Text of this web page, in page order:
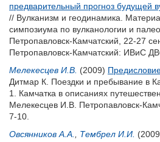
предварительный прогноз будущей
// Вулканизм и геодинамика.
симпозиума по вулканологии и
Петропавловск-Камчатский, 22-27
Петропавловск-Камчатский: ИВиС
Мелекесцев И.В. (2009)
Дитмар К. Поездки и пребывание в
1. Камчатка в описаниях
Мелекесцев И.В. Петропавловск-
7-10.
Овсянников А.А.
Тембрел И.И.